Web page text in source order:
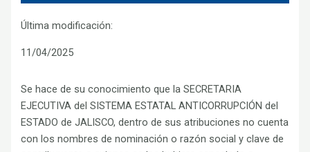
Última modificación:
11/04/2025
Se hace de su conocimiento que la SECRETARIA
EJECUTIVA del SISTEMA ESTATAL ANTICORRUPCIÓN del
ESTADO de JALISCO, dentro de sus atribuciones no cuenta
con los nombres de nominación o razón social y clave de